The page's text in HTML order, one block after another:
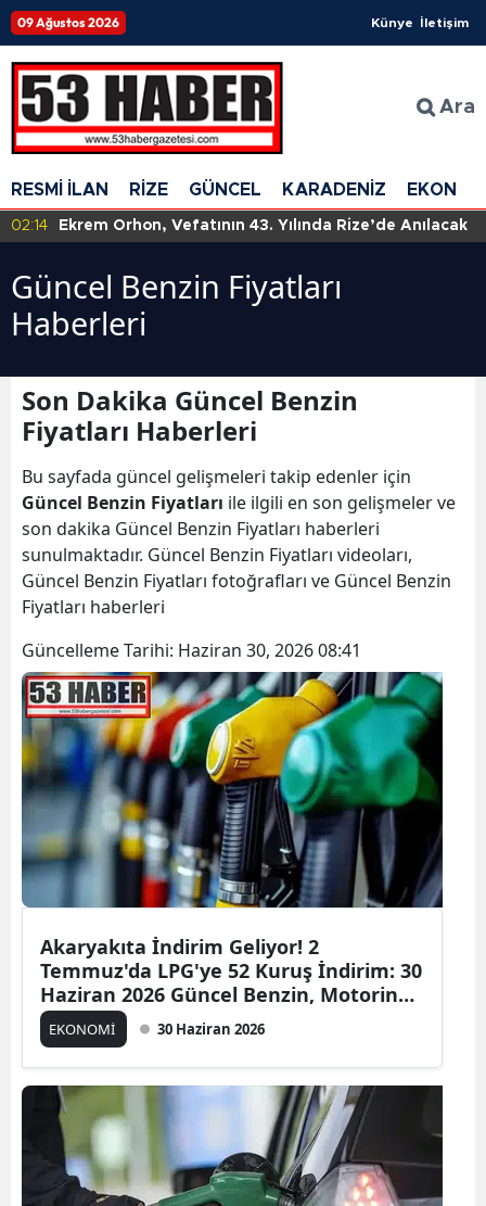
09 Ağustos 2026 Künye İletişim
Ara
RESMİ İLAN RİZE GÜNCEL KARADENİZ
02:14 Ekrem Orhon, Vefatının 43. Yılında Rize’de Anılacak
Güncel Benzin Fiyatları
Haberleri
Son Dakika Güncel Benzin
Fiyatları Haberleri
Bu sayfada güncel gelişmeleri takip edenler için
Güncel Benzin Fiyatları ile ilgili en son gelişmeler ve
son dakika Güncel Benzin Fiyatları haberleri
sunulmaktadır. Güncel Benzin Fiyatları videoları,
Güncel Benzin Fiyatları fotoğrafları ve Güncel Benzin
Fiyatları haberleri
Güncelleme Tarihi: Haziran 30, 2026 08:41
Akaryakıta İndirim Geliyor! 2
Temmuz'da LPG'ye 52 Kuruş İndirim: 30
Haziran 2026 Güncel Benzin, Motorin
ve LPG Fiyatları
EKONOMİ 30 Haziran 2026